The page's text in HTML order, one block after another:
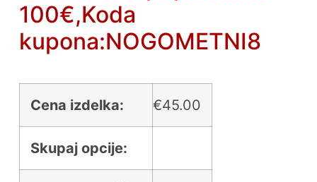
100€,Koda
kupona:NOGOMETNI8
Cena izdelka: €45.00
Skupaj opcije: